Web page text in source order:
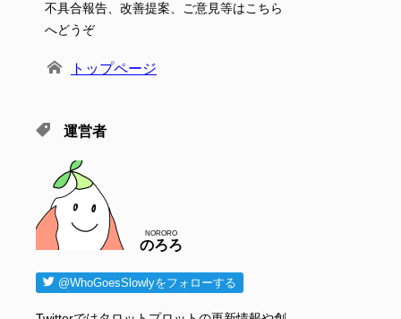
不具合報告、改善提案、ご意見等はこちら
へどうぞ
トップページ
運営者
のろろ
NORORO
@WhoGoesSlowlyをフォローする